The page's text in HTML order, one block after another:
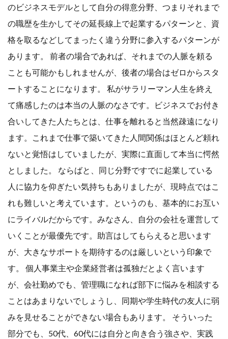
のビジネスモデルとして自分の得意分野、つまりそれまで
の職歴を生かしてその延長線上で起業するパターンと、資
格を取るなどしてまったく違う分野に参入するパターンが
あります。 前者の場合であれば、それまでの人脈を頼る
ことも可能かもしれませんが、後者の場合はゼロからスタ
ートすることになります。 私がサラリーマン人生を終え
て痛感したのは本当の人脈のなさです。ビジネスでお付き
合いしてきた人たちとは、仕事を離れると当然疎遠になり
ます。これまで仕事で築いてきた人間関係はほとんど頼れ
ないと覚悟はしていましたが、実際に直面して本当に愕然
としました。 ならばと、同じ分野ですでに起業している
人に協力を仰ぎたい気持ちもありましたが、現時点ではこ
れも難しいと考えています。というのも、基本的にお互い
にライバルだからです。みなさん、自分の会社を運営して
いくことが最優先です。助言はしてもらえると思います
が、大きなサポートを期待するのは厳しいという印象で
す。 個人事業主や企業経営者は孤独だとよく言います
が、会社勤めでも、管理職になれば部下に悩みを相談する
ことはあまりないでしょうし、同期や学生時代の友人に弱
みを見せることができない場合もあります。 そういった
部分でも、50代、60代には自分と向き合う強さや、実践